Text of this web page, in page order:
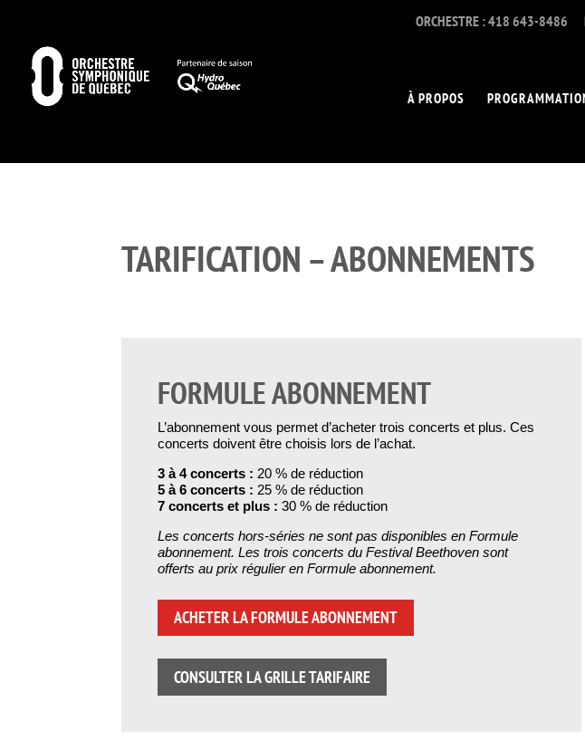
ORCHESTRE : 418 643-8486
À PROPOS
TARIFICATION – ABONNEMENTS
FORMULE ABONNEMENT
L’abonnement vous permet d’acheter trois concerts et plus. Ces
concerts doivent être choisis lors de l’achat.
3 à 4 concerts : 20 % de réduction
5 à 6 concerts : 25 % de réduction
7 concerts et plus : 30 % de réduction
Les concerts hors-séries ne sont pas disponibles en Formule
abonnement. Les trois concerts du Festival Beethoven sont
offerts au prix régulier en Formule abonnement.
ACHETER LA FORMULE ABONNEMENT
CONSULTER LA GRILLE TARIFAIRE